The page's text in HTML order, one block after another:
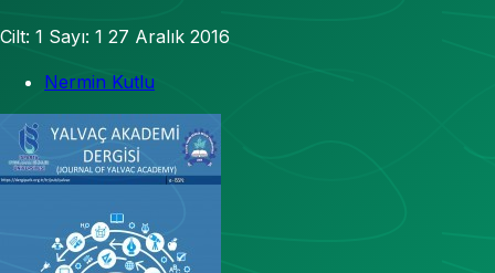
Cilt: 1 Sayı: 1 27 Aralık 2016
Nermin Kutlu